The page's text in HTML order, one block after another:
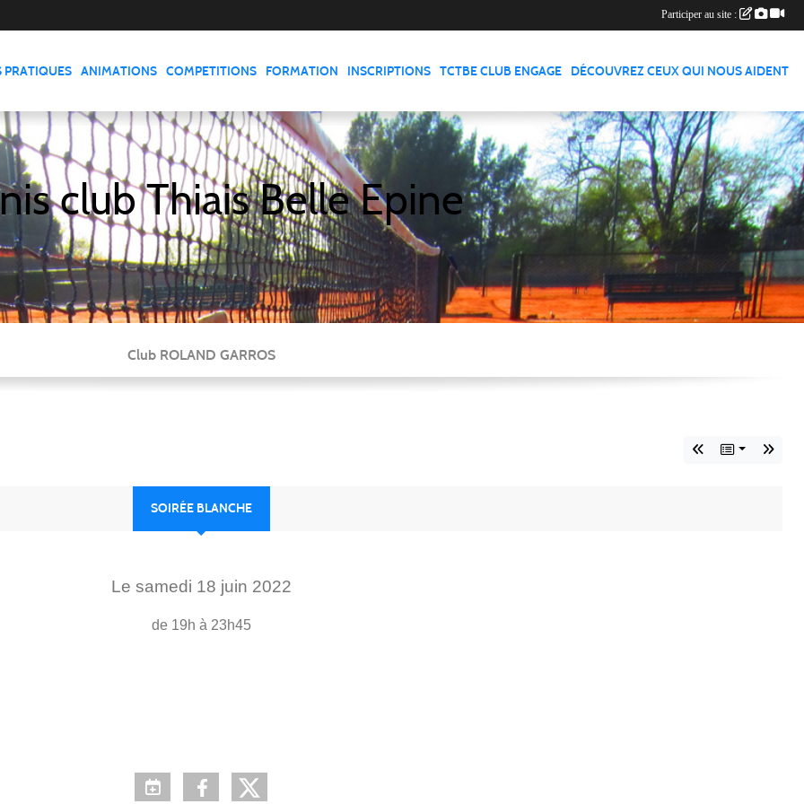
PRATIQUES ANIMATIONS COMPETITIONS FORMATION INSCRIPTIONS TCTBE CLUB ENGAGE DÉCOUVREZ CEUX QUI NOUS AIDENT
club Thiais Belle Epine
Club ROLAND GARROS
SOIRÉE BLANCHE
Le samedi 18 juin 2022
de 19h à 23h45
Participer au site :